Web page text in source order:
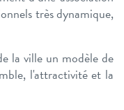
très dynamique,
la ville un modèle de
l'attractivité et la